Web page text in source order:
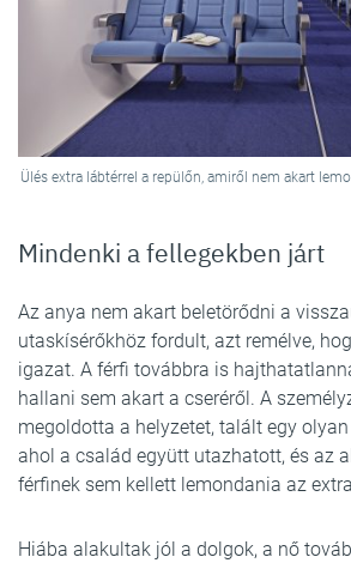
Ülés extra lábtérrel a repülőn, amiről nem akart
Mindenki a fellegekben járt
Az anya nem akart beletörődni a
utaskísérőkhöz fordult, azt remélve,
igazat. A férfi továbbra is
hallani sem akart a cseréről. A
megoldotta a helyzetet, talált egy
ahol a család együtt utazhatott, és az
férfinek sem kellett lemondania az
Hiába alakultak jól a dolgok, a nő